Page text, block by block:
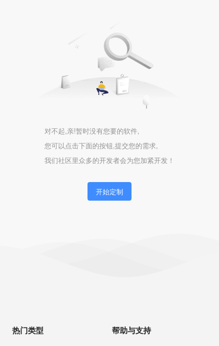
对不起,亲!暂时没有您要的软件,
您可以点击下面的按钮,提交您的需求,
我们社区里众多的开发者会为您加紧开发！
开始定制
热门类型 帮助与支持